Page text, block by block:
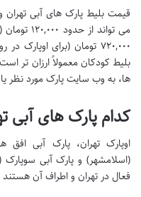
قیمت بلیط پارک های آبی
می تواند
۷۲۰,۰۰۰ تومان (برای
بلیط کودکان معمولاً ارزان تر
ها، به وب سایت پارک مورد نظر
کدام پارک های آبی
اوپارک تهران، پارک آبی
(اسلامشهر) و پارک آبی
فعال در تهران و اطراف آن